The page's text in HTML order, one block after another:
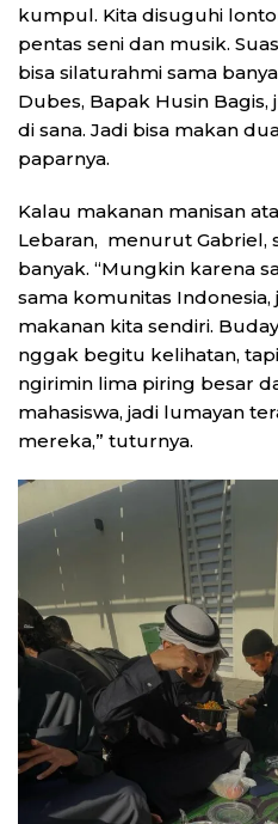
kumpul. Kita disuguhi
pentas seni dan musik.
bisa silaturahmi sama
Dubes, Bapak Husin
di sana. Jadi bisa makan
paparnya.
Kalau makanan manisan
Lebaran, menurut Gabriel,
banyak. “Mungkin karena
sama komunitas Indonesia,
makanan kita sendiri.
nggak begitu kelihatan,
ngirimin lima piring besar
mahasiswa, jadi lumayan
mereka,” tuturnya.